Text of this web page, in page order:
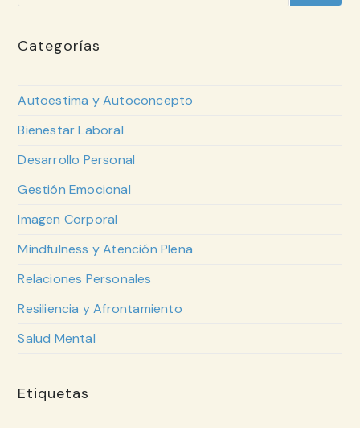
Categorías
Autoestima y Autoconcepto
Bienestar Laboral
Desarrollo Personal
Gestión Emocional
Imagen Corporal
Mindfulness y Atención Plena
Relaciones Personales
Resiliencia y Afrontamiento
Salud Mental
Etiquetas